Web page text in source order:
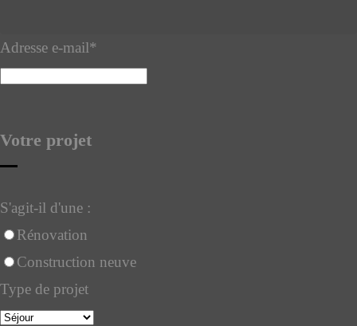
Adresse e-mail*
Votre projet
S'agit-il d'une :
Rénovation
Construction neuve
Type de projet